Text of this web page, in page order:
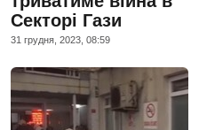
Секторі Гази
31 грудня, 2023, 08:59